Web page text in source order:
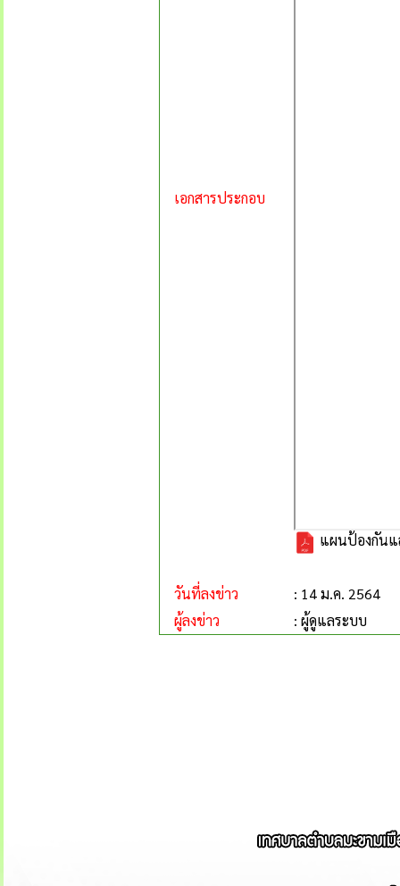
เอกสารประกอบ
แผนป้องกันแ
วันที่ลงข่าว
: 14 ม.ค. 2564
ผู้ลงข่าว
: ผู้ดูแลระบบ